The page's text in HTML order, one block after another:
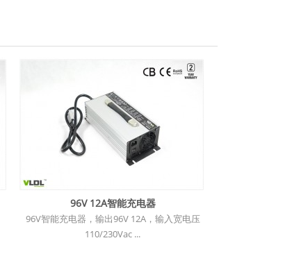
96V 12A智能充电器
96V智能充电器，输出96V 12A，输入宽电压
110/230Vac ...